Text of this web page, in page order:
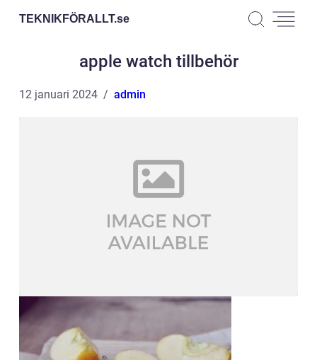
TEKNIKFÖRALLT.se
apple watch tillbehör
12 januari 2024 admin